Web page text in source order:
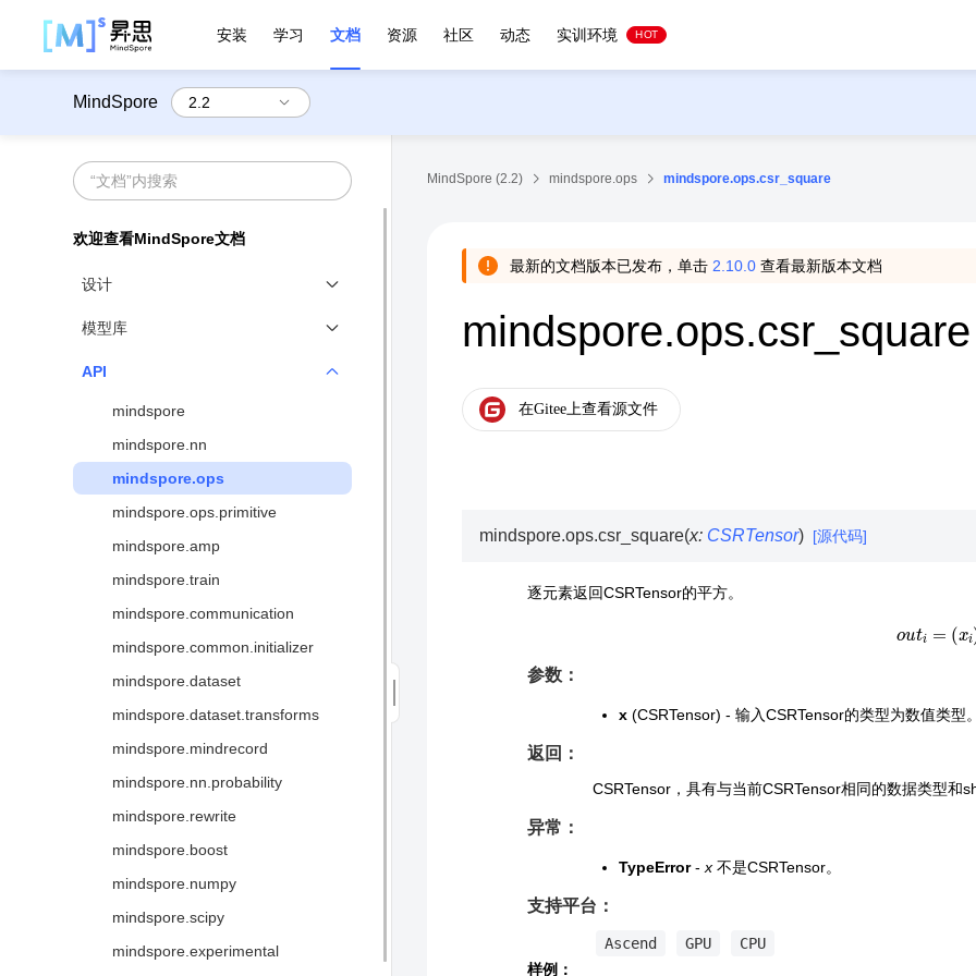
安装 学习 文档 资源 社区 动态 实训环境 HOT
MindSpore
欢迎查看MindSpore文档
设计
MindSpore设计概览
分布式并行原生
高性能数据处理引擎
全场景统一架构
图算融合加速引擎
三方硬件对接
模型库
API
mindspore
mindspore.nn
mindspore.ops
mindspore.ops.primitive
mindspore.amp
mindspore.train
mindspore.communication
mindspore.common.initializer
mindspore.dataset
mindspore.dataset.transforms
mindspore.mindrecord
mindspore.nn.probability
mindspore.rewrite
mindspore.boost
mindspore.numpy
mindspore.scipy
mindspore.experimental
MindSpore (2.2) mindspore.ops mindspore.ops.csr_square
最新的文档版本已发布，单击 2.10.0 查看最新版本文档
mindspore.ops.csr_square
mindspore.ops.csr_square(x: CSRTensor) [源代码]
逐元素返回CSRTensor的平方。
u x
参数：
x (CSRTensor) - 输入CSRTensor的类型为数值类型
返回：
CSRTensor，具有与当前CSRTensor相同的数据类型和
异常：
TypeError-x 不是CSRTensor。
支持平台：
Ascend GPU
CPU
样例：